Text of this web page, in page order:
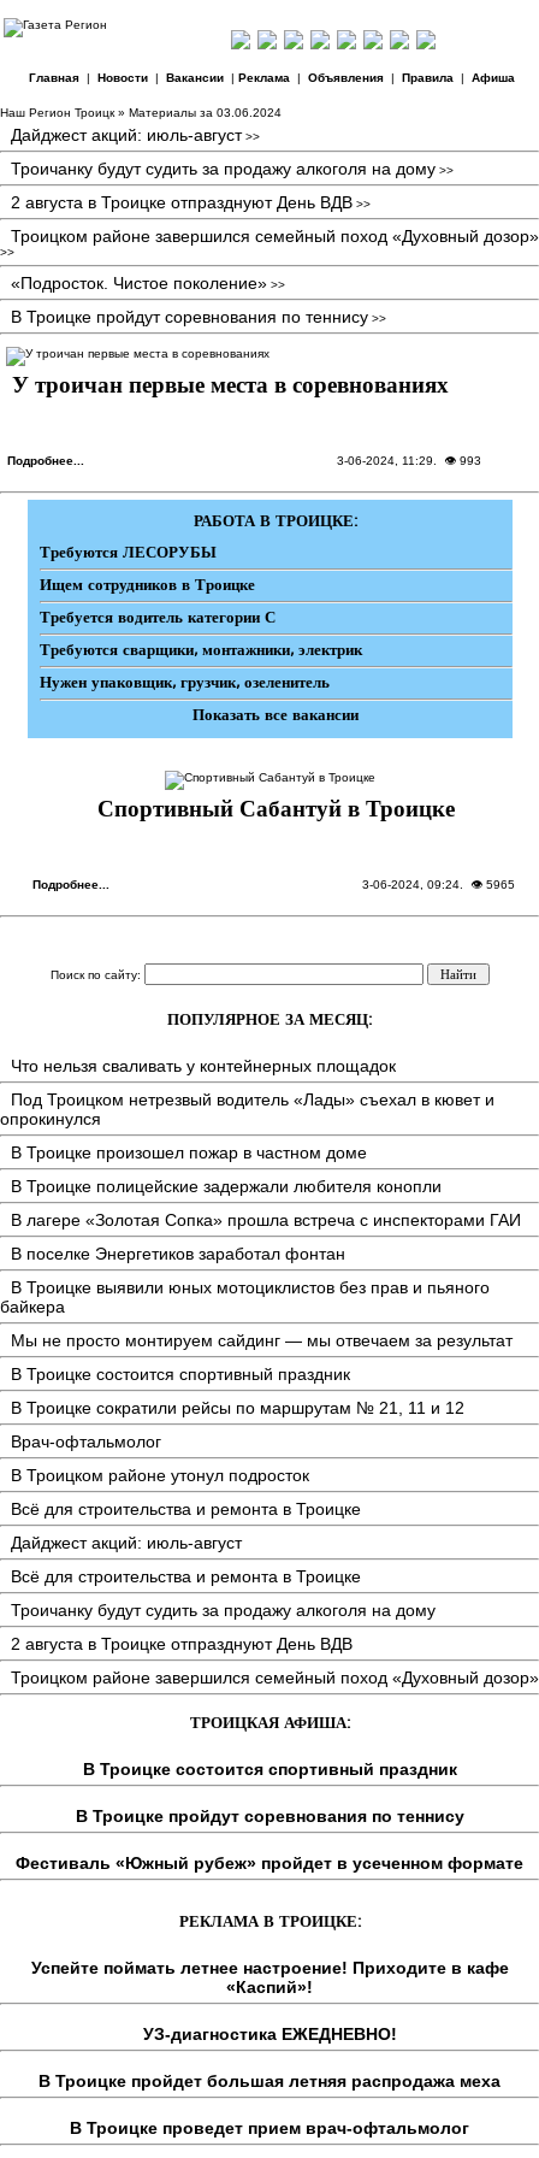
Главная| Новости| Вакансии| Реклама | Объявления| Правила | Афиша
Наш Регион Троицк » Материалы за 03.06.2024
Дайджест акций: июль-август>>
Троичанку будут судить за продажу алкоголя на дому >>
2 августа в Троицке отпразднуют День ВДВ >>
Троицком районе завершился семейный поход «Духовный дозор»
>>
«Подросток. Чистое поколение» >>
В Троицке пройдут соревнования по теннису >>
У троичан первые места в соревнованиях
Подробнее... 3-06-2024, 11:29 . 👁 993
РАБОТА В ТРОИЦКЕ:
Требуются ЛЕСОРУБЫ
Ищем сотрудников в Троицке
Требуется водитель категории С
Требуются сварщики, монтажники, электрик
Нужен упаковщик, грузчик, озеленитель
Показать все вакансии
Спортивный Сабантуй в Троицке
Подробнее... 3-06-2024, 09:24. 👁 5965
Поиск по сайту:
ПОПУЛЯРНОЕ ЗА МЕСЯЦ:
Что нельзя сваливать у контейнерных площадок
Под Троицком нетрезвый водитель «Лады» съехал в кювет и
опрокинулся
В Троицке произошел пожар в частном доме
В Троицке полицейские задержали любителя конопли
В лагере «Золотая Сопка» прошла встреча с инспекторами ГАИ
В поселке Энергетиков заработал фонтан
В Троицке выявили юных мотоциклистов без прав и пьяного
байкера
Мы не просто монтируем сайдинг — мы отвечаем за результат
В Троицке состоится спортивный праздник
В Троицке сократили рейсы по маршрутам № 21, 11 и 12
Врач-офтальмолог
В Троицком районе утонул подросток
Всё для строительства и ремонта в Троицке
Дайджест акций: июль-август
Всё для строительства и ремонта в Троицке
Троичанку будут судить за продажу алкоголя на дому
2 августа в Троицке отпразднуют День ВДВ
Троицком районе завершился семейный поход «Духовный дозор»
ТРОИЦКАЯ АФИША:
В Троицке состоится спортивный праздник
В Троицке пройдут соревнования по теннису
Фестиваль «Южный рубеж» пройдет в усеченном формате
РЕКЛАМА В ТРОИЦКЕ:
Успейте поймать летнее настроение! Приходите в кафе
«Каспий»!
УЗ-диагностика ЕЖЕДНЕВНО!
В Троицке пройдет большая летняя распродажа меха
В Троицке проведет прием врач-офтальмолог